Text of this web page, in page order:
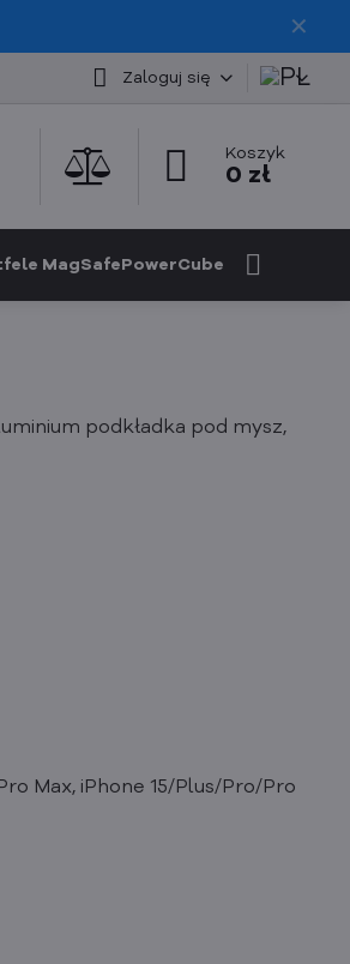
✕
Zaloguj się
Koszyk
0 zł
MagSafe PowerCube
podkładka pod mysz,
Max, iPhone 15/Plus/Pro/Pro